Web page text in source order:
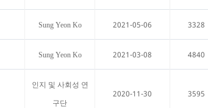
Sung Yeon Ko 2021-05-06 3328
Sung Yeon Ko 2021-03-08 4840
인지 및 사회성 연
구단
2020-11-30 3595